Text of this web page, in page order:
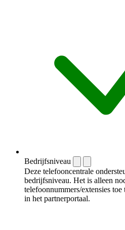
Bedrijfsniveau
Deze telefooncentrale
bedrijfsniveau. Het is alleen
telefoonnummers/extensies
in het partnerportaal.